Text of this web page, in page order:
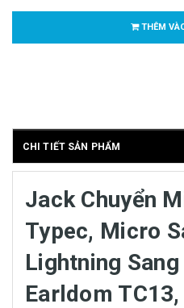
THÊM
CHI TIẾT SẢN PHẨM
Jack Chuyển
Typec, Micro
Lightning
Earldom